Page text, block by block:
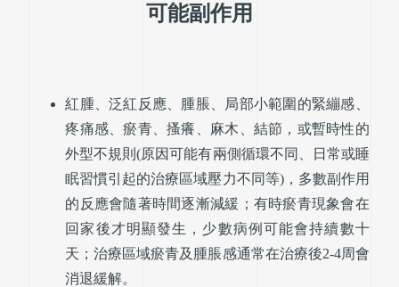
可能副作用
紅腫、泛紅反應、腫脹、局部小範圍的緊繃感、
疼痛感、瘀青、搔癢、麻木、結節，或暫時性的
外型不規則(原因可能有兩側循環不同、日常或睡
眠習慣引起的治療區域壓力不同等)，多數副作用
的反應會隨著時間逐漸減緩；有時瘀青現象會在
回家後才明顯發生，少數病例可能會持續數十
天；治療區域瘀青及腫脹感通常在治療後2-4周會
消退緩解。